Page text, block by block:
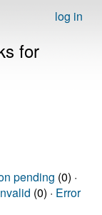
log in
for
pending (0) ·
(0) · Error